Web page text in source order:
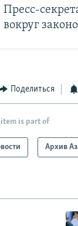
Пресс-
вокруг
Поделиться
is part of
Архив